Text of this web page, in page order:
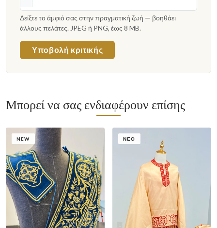
Δείξτε το άμφιό σας στην πραγματική ζωή — βοηθάει
άλλους πελάτες. JPEG ή PNG, έως 8 MB.
Υποβολή κριτικής
Μπορεί να σας ενδιαφέρουν επίσης
NEW ΝΈΟ